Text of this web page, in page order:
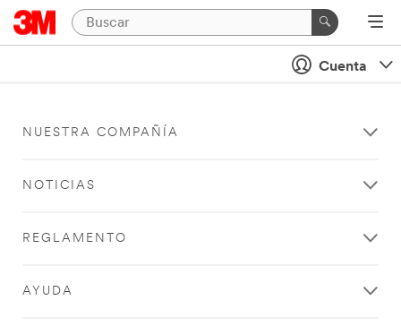
Cuenta
NUESTRA COMPAÑÍA
NOTICIAS
REGLAMENTO
AYUDA